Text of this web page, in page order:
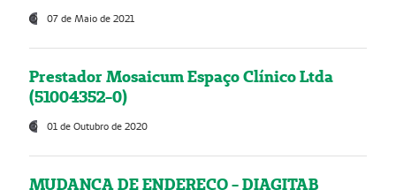
07 de Maio de 2021
Prestador Mosaicum Espaço Clínico Ltda
(51004352-0)
01 de Outubro de 2020
MUDANÇA DE ENDEREÇO - DIAGITAB